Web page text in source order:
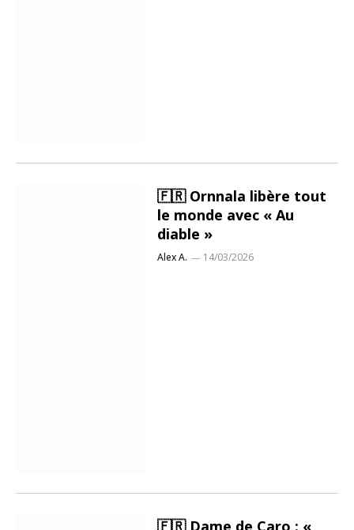
🇫🇷 Ornnala libère tout
le monde avec « Au
diable »
Alex A. 14/03/2026
🇫🇷 Dame de Caro : «